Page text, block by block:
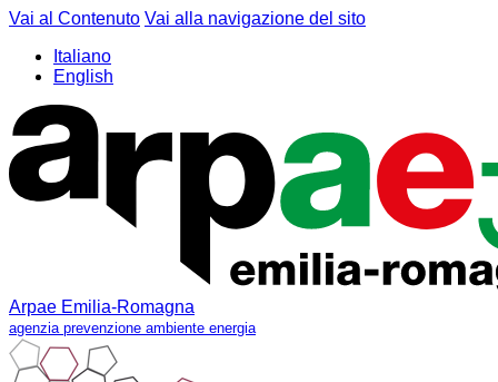
Vai al Contenuto Vai alla navigazione del sito
Italiano
English
Arpae Emilia-Romagna
agenzia prevenzione ambiente energia